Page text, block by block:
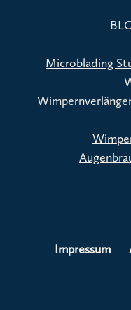
Microblading
Impressum